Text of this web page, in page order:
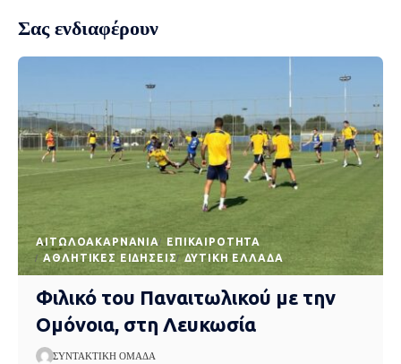
Σας ενδιαφέρουν
AΙΤΩΛΟΑΚΑΡΝΑΝΊΑ
EΠΙΚΑΙΡΌΤΗΤΑ
ΑΘΛΗΤΙΚΈΣ ΕΙΔΉΣΕΙΣ
ΔΥΤΙΚΉ ΕΛΛΆΔΑ
Φιλικό του Παναιτωλικού με την
Ομόνοια, στη Λευκωσία
ΣΥΝΤΑΚΤΙΚΉ ΟΜΆΔΑ